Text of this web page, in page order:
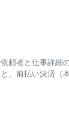
頼者と仕事詳細
、前払い決済（